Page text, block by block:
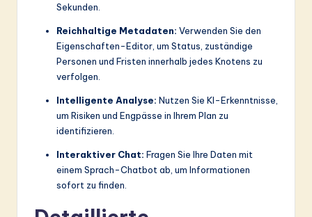
Sekunden.
Reichhaltige Metadaten: Verwenden Sie den
Eigenschaften-Editor, um Status, zuständige
Personen und Fristen innerhalb jedes Knotens zu
verfolgen.
Intelligente Analyse: Nutzen Sie KI-Erkenntnisse,
um Risiken und Engpässe in Ihrem Plan zu
identifizieren.
Interaktiver Chat: Fragen Sie Ihre Daten mit
einem Sprach-Chatbot ab, um Informationen
sofort zu finden.